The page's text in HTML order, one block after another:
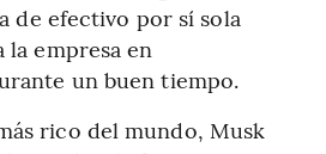
de efectivo por sí sola
empresa en
un buen tiempo.
rico del mundo, Musk